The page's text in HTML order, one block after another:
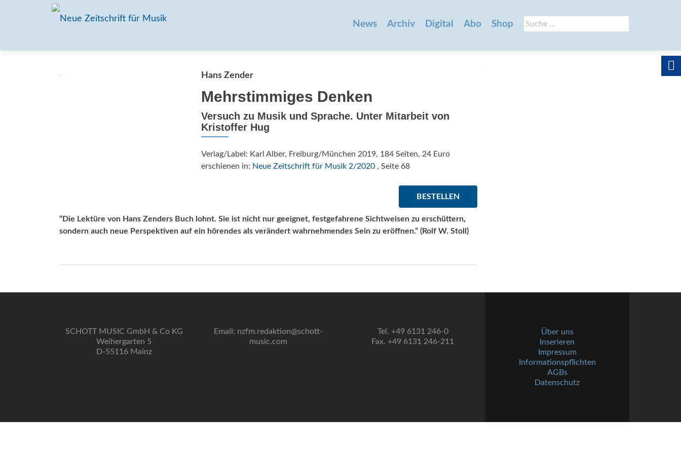
Suche
nach:
News Archiv Digital Abo Shop
Hans Zender
Mehrstimmiges Denken
Versuch zu Musik und Sprache. Unter Mitarbeit von
Kristoffer Hug
Verlag/Label: Karl Alber, Freiburg/München 2019, 184 Seiten, 24 Euro
erschienen in: Neue Zeitschrift für Musik 2/2020, Seite 68
BESTELLEN
“Die Lektüre von Hans Zenders Buch lohnt. Sie ist nicht nur geeignet, festgefahrene Sichtweisen zu erschüttern,
sondern auch neue Perspektiven auf ein hörendes als verändert wahrnehmendes Sein zu eröffnen.” (Rolf W. Stoll)
SCHOTT MUSIC GmbH & Co KG
Weihergarten 5
D-55116 Mainz
Email: nzfm.redaktion@schott-
music.com
Tel. +49 6131 246-0
Fax. +49 6131 246-211
Über uns
Inserieren
Impressum
Informationspflichten
AGBs
Datenschutz